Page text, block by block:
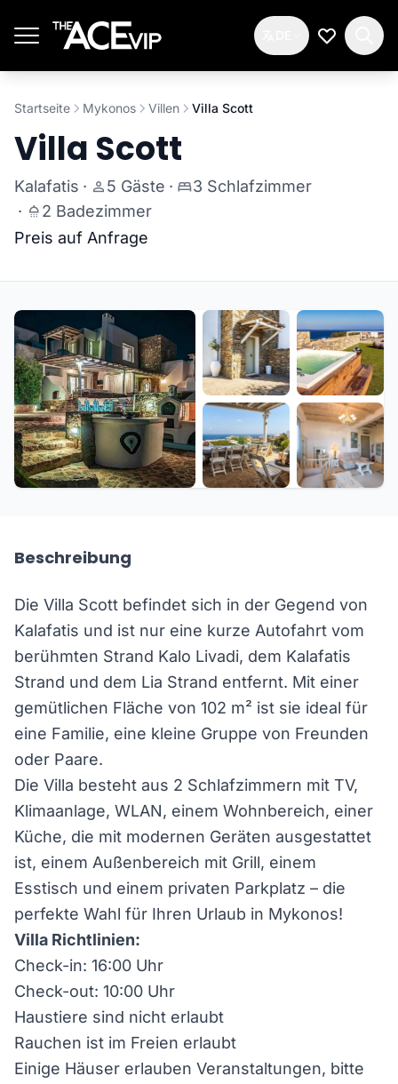
Meine
Startseite Mykonos Villen Villa Scott
Villa Scott
Kalafatis · 5 Gäste ·
3 Schlafzimmer
·
2 Badezimmer
Preis auf Anfrage
Beschreibung
Die Villa Scott befindet sich in der Gegend von
Kalafatis und ist nur eine kurze Autofahrt vom
berühmten Strand Kalo Livadi, dem Kalafatis
Strand und dem Lia Strand entfernt. Mit einer
gemütlichen Fläche von 102 m² ist sie ideal für
eine Familie, eine kleine Gruppe von Freunden
oder Paare.
Die Villa besteht aus 2 Schlafzimmern mit TV,
Klimaanlage, WLAN, einem Wohnbereich, einer
Küche, die mit modernen Geräten ausgestattet
ist, einem Außenbereich mit Grill, einem
Esstisch und einem privaten Parkplatz – die
perfekte Wahl für Ihren Urlaub in Mykonos!
Villa Richtlinien:
Check-in: 16:00 Uhr
Check-out: 10:00 Uhr
Haustiere sind nicht erlaubt
Rauchen ist im Freien erlaubt
Einige Häuser erlauben Veranstaltungen, bitte